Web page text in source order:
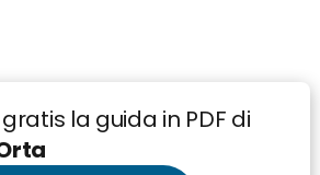
la guida in PDF di